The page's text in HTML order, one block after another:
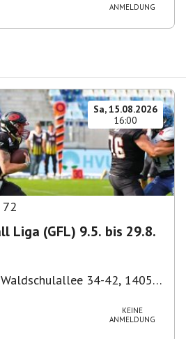
ANMELDUNG
Sa, 15.08.2026
16:00
72
Deutsche Football Liga (GFL) 9.5. bis 29.8.
Waldschulallee 34-42, 14055
KEINE
ANMELDUNG